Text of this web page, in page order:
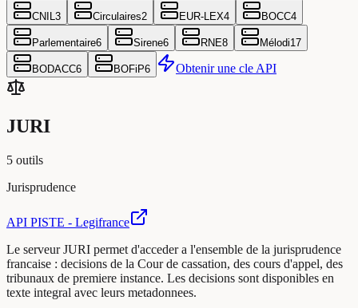
CNIL 3 Circulaires2 EUR-LEX4 BOCC4
Parlementaire6 Sirene6 RNE8 Mélodi17
BODACC6 BOFiP6 Obtenir une cle API
JURI
5 outils
Jurisprudence
API PISTE - Legifrance
Le serveur JURI permet d'acceder a l'ensemble de la jurisprudence
francaise : decisions de la Cour de cassation, des cours d'appel, des
tribunaux de premiere instance. Les decisions sont disponibles en
texte integral avec leurs metadonnees.